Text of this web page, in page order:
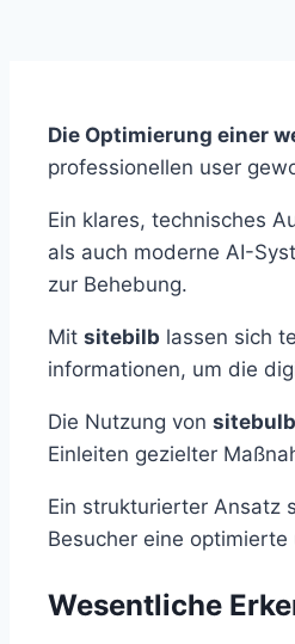
Die Optimierung einer
professionellen user
Ein klares, technisches
als auch moderne AI-
zur Behebung.
Mit sitebilb lassen sich
informationen, um die
Die Nutzung von
Einleiten gezielter
Ein strukturierter Ansatz
Besucher eine
Wesentliche